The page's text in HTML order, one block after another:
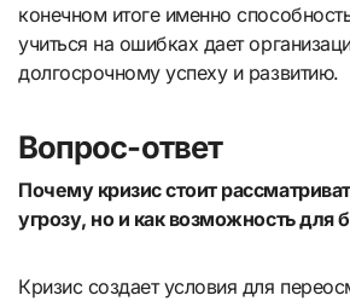
конечном итоге именно
учиться на ошибках дает
долгосрочному успеху и развитию.
Вопрос-ответ
Почему кризис стоит
угрозу, но и как возможность для
Кризис создает условия для